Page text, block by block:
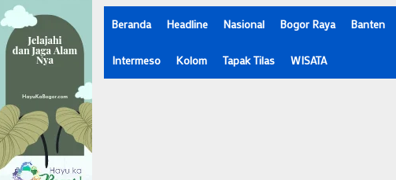
Beranda Headline Nasional Bogor Raya Banten
Intermeso Kolom Tapak Tilas WISATA